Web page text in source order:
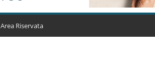
Area Riservata